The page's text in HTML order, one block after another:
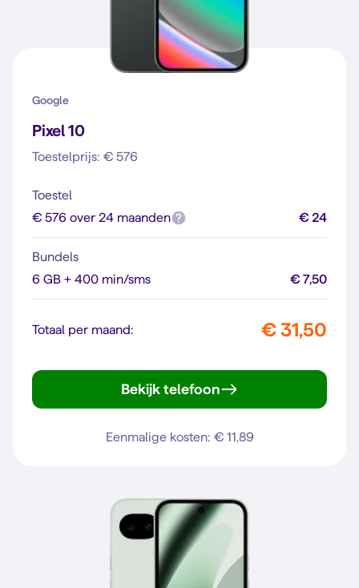
Google
Pixel 10
Toestelprijs: € 576
Toestel
€ 576 over 24 maanden
€ 24
Bundels
6 GB + 400 min/sms
€ 7,50
Totaal per maand: € 31,50
Bekijk telefoon
Eenmalige kosten: € 11,89